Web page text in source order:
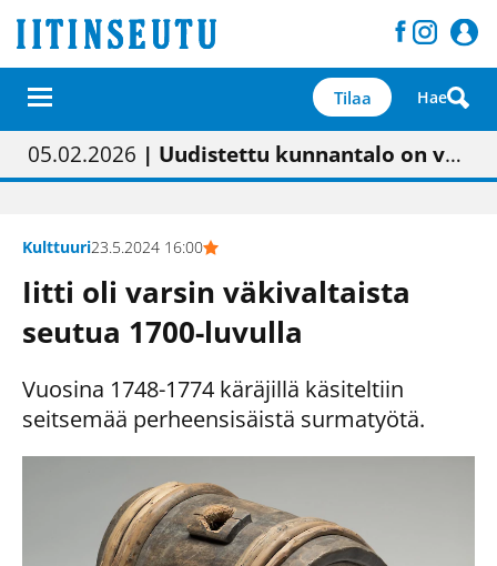
Tilaa Hae
01.02.2026 | Painon vaihtumisen pitäisi näkyä hieman parempana painojäljen laatuna lehdessä
05.02.2026 | Uudistettu kunnantalo on valoisa
23.04.2026 | “Olemme käynnistämässä uudelleen keskustavisiotyön”
09.05.2026| "Maalla on totuttu elämään omavaraisemmin kuin kaupungissa"
Kulttuuri23.5.2024 16:00
Iitti oli varsin väkivaltaista
seutua 1700-luvulla
Vuosina 1748-1774 käräjillä käsiteltiin
seitsemää perheensisäistä surmatyötä.